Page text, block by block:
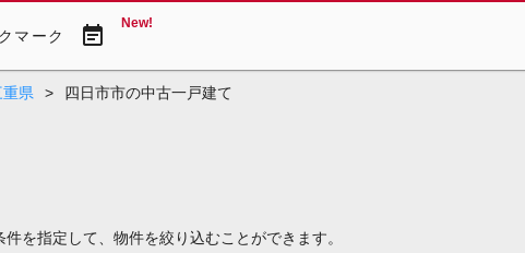
マーク event_note New!
重県 > 四日市市の中古一戸建て
を指定して、物件を絞り込むことができます。